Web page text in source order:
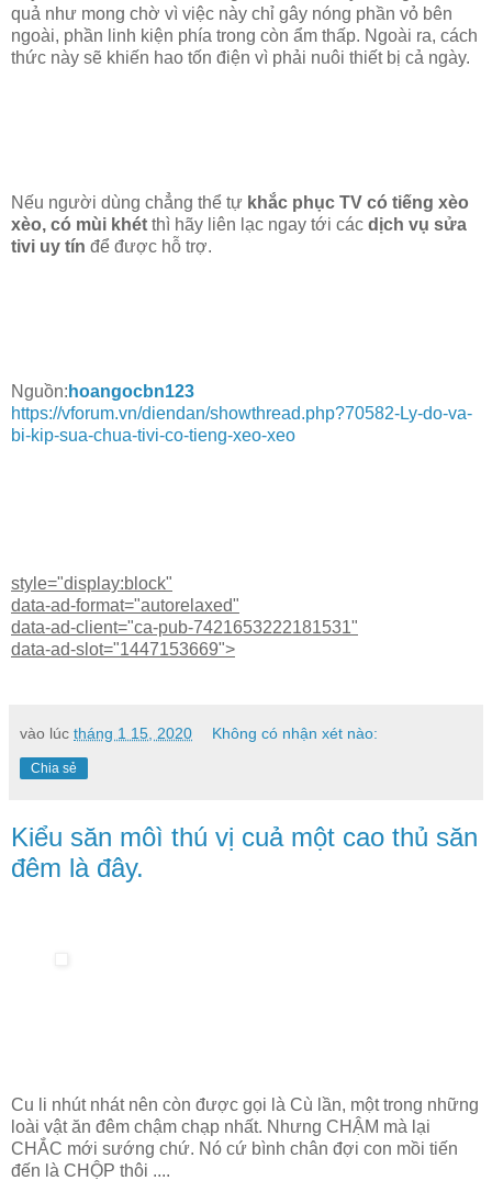
quả như mong chờ vì việc này chỉ gây nóng phần vỏ bên
ngoài, phần linh kiện phía trong còn ẩm thấp. Ngoài ra, cách
thức này sẽ khiến hao tốn điện vì phải nuôi thiết bị cả ngày.
Nếu người dùng chẳng thể tự khắc phục TV có tiếng xèo
xèo, có mùi khét thì hãy liên lạc ngay tới các dịch vụ sửa
tivi uy tín để được hỗ trợ.
Nguồn: hoangocbn123
https://vforum.vn/diendan/showthread.php?70582-Ly-do-va-
bi-kip-sua-chua-tivi-co-tieng-xeo-xeo
style="display:block"
data-ad-format="autorelaxed"
data-ad-client="ca-pub-7421653222181531"
data-ad-slot="1447153669">
vào lúc tháng 1 15, 2020 Không có nhận xét nào:
Chia sẻ
Kiểu săn môì thú vị cuả một cao thủ săn
đêm là đây.
Cu li nhút nhát nên còn được gọi là Cù lần, một trong những
loài vật ăn đêm chậm chạp nhất. Nhưng CHẬM mà lại
CHẮC mới sướng chứ. Nó cứ bình chân đợi con mồi tiến
đến là CHỘP thôi ....